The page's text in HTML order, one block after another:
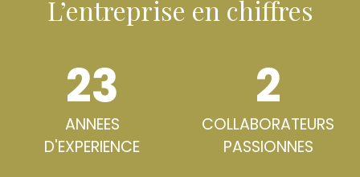
L’entreprise en chiffres
23
ANNEES
D'EXPERIENCE
2
COLLABORATEURS
PASSIONNES